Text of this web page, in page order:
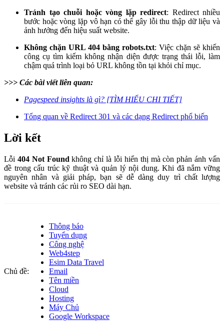
Tránh tạo chuỗi hoặc vòng lặp redirect: Redirect nhiều
bước hoặc vòng lặp vô hạn có thể gây lỗi thu thập dữ liệu và
ảnh hưởng đến hiệu suất website.
Không chặn URL 404 bằng robots.txt: Việc chặn sẽ khiến
công cụ tìm kiếm không nhận diện được trạng thái lỗi, làm
chậm quá trình loại bỏ URL không tồn tại khỏi chỉ mục.
>>> Các bài viết liên quan:
Pagespeed insights là gì? [TÌM HIỂU CHI TIẾT]
Tổng quan về Redirect 301 và các dạng Redirect phổ biến
Lời kết
Lỗi 404 Not Found không chỉ là lỗi hiển thị mà còn phản ánh vấn
đề trong cấu trúc kỹ thuật và quản lý nội dung. Khi đã nắm vững
nguyên nhân và giải pháp, bạn sẽ dễ dàng duy trì chất lượng
website và tránh các rủi ro SEO dài hạn.
Chủ đề:
Thông báo
Tuyển dụng
Công nghệ
Web4step
Esim Data Travel
Email
Tên miền
Cloud
Hosting
Máy Chủ
Google Workspace